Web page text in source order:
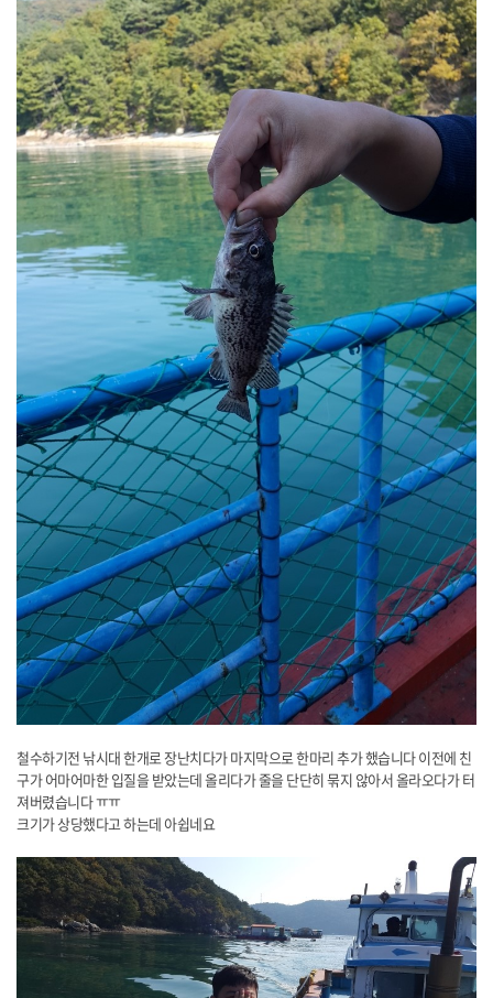
​철수하기전 낚시대 한개로 장난치다가 마지막으로 한마리 추가 했습니다 이전에 친
구가 어마어마한 입질을 받았는데 올리다가 줄을 단단히 묶지 않아서 올라오다가 터
져버렸습니다 ㅠㅠ
크기가 상당했다고 하는데 아쉽네요